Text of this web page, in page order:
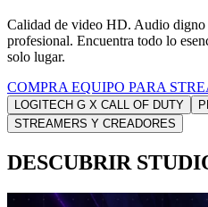
Calidad de video HD. Audio
profesional. Encuentra todo lo
solo lugar.
COMPRA EQUIPO PARA
LOGITECH G X CALL OF DUTY
STREAMERS Y CREADORES
DESCUBRIR